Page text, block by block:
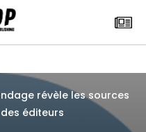
révèle les sources
éditeurs